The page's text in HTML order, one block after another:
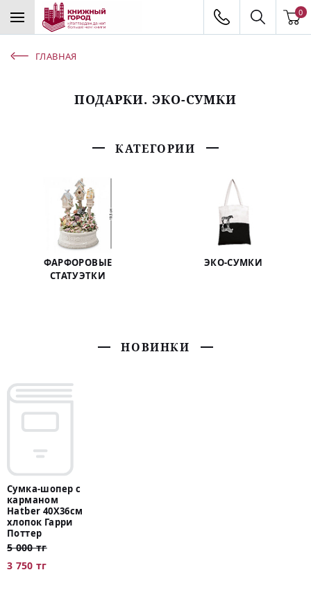
0
ГЛАВНАЯ
ПОДАРКИ. ЭКО-СУМКИ
КАТЕГОРИИ
ФАРФОРОВЫЕ
СТАТУЭТКИ
ЭКО-СУМКИ
НОВИНКИ
Сумка-шопер с
карманом
Hatber 40Х36см
хлопок Гарри
Поттер
5 000 тг
3 750 тг